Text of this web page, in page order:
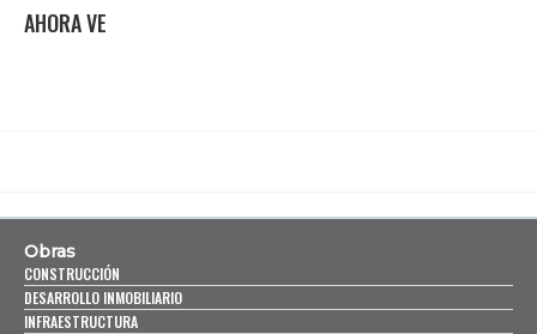
AHORA VE
Obras
CONSTRUCCIÓN
DESARROLLO INMOBILIARIO
INFRAESTRUCTURA